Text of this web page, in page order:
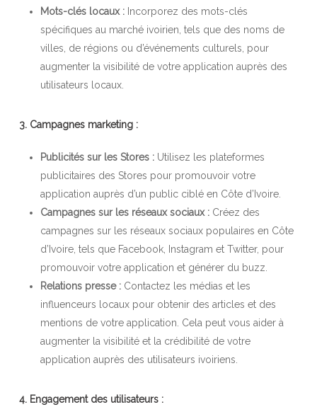
Mots-clés locaux :Incorporez des mots-clés
spécifiques au marché ivoirien, tels que des noms de
villes, de régions ou d’événements culturels, pour
augmenter la visibilité de votre application auprès des
utilisateurs locaux.
3. Campagnes marketing :
Publicités sur les Stores :Utilisez les plateformes
publicitaires des Stores pour promouvoir votre
application auprès d’un public ciblé en Côte d’Ivoire.
Campagnes sur les réseaux sociaux :Créez des
campagnes sur les réseaux sociaux populaires en Côte
d’Ivoire, tels que Facebook, Instagram et Twitter, pour
promouvoir votre application et générer du buzz.
Relations presse :Contactez les médias et les
influenceurs locaux pour obtenir des articles et des
mentions de votre application. Cela peut vous aider à
augmenter la visibilité et la crédibilité de votre
application auprès des utilisateurs ivoiriens.
4. Engagement des utilisateurs :